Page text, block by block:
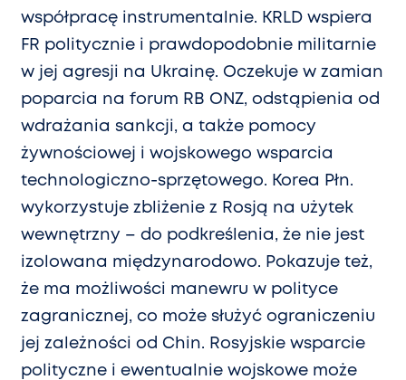
współpracę instrumentalnie. KRLD wspiera
FR politycznie i prawdopodobnie militarnie
w jej agresji na Ukrainę. Oczekuje w zamian
poparcia na forum RB ONZ, odstąpienia od
wdrażania sankcji, a także pomocy
żywnościowej i wojskowego wsparcia
technologiczno-sprzętowego. Korea Płn.
wykorzystuje zbliżenie z Rosją na użytek
wewnętrzny – do podkreślenia, że nie jest
izolowana międzynarodowo. Pokazuje też,
że ma możliwości manewru w polityce
zagranicznej, co może służyć ograniczeniu
jej zależności od Chin. Rosyjskie wsparcie
polityczne i ewentualnie wojskowe może